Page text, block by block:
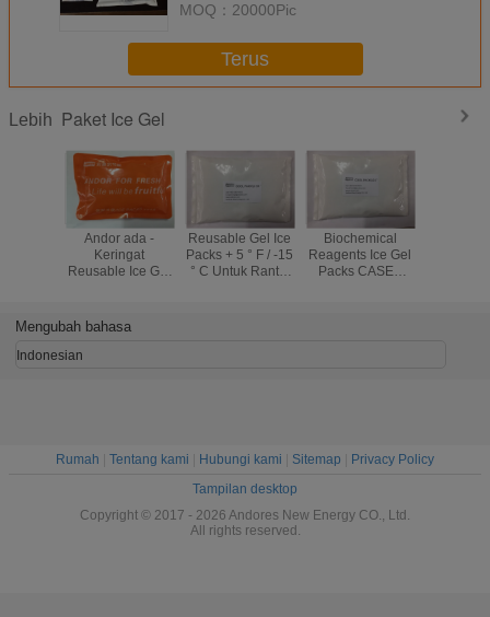
MOQ： 20000Pic
Terus
Lebih Paket Ice Gel
Andor ada -
Keringat
Reusable Ice Gel
"x4.7"
Reusable Gel Ice
Packs + 5 ° F / -15
° C Untuk Rantai
Biochemical
Reagents Ice Gel
Packs CASES
Mengubah bahasa
Indonesian
Rumah Tentang kami Hubungi kami Sitemap
Privacy Policy
Tampilan desktop
Copyright © 2017 - 2026 Andores New Energy CO., Ltd.
All rights reserved.